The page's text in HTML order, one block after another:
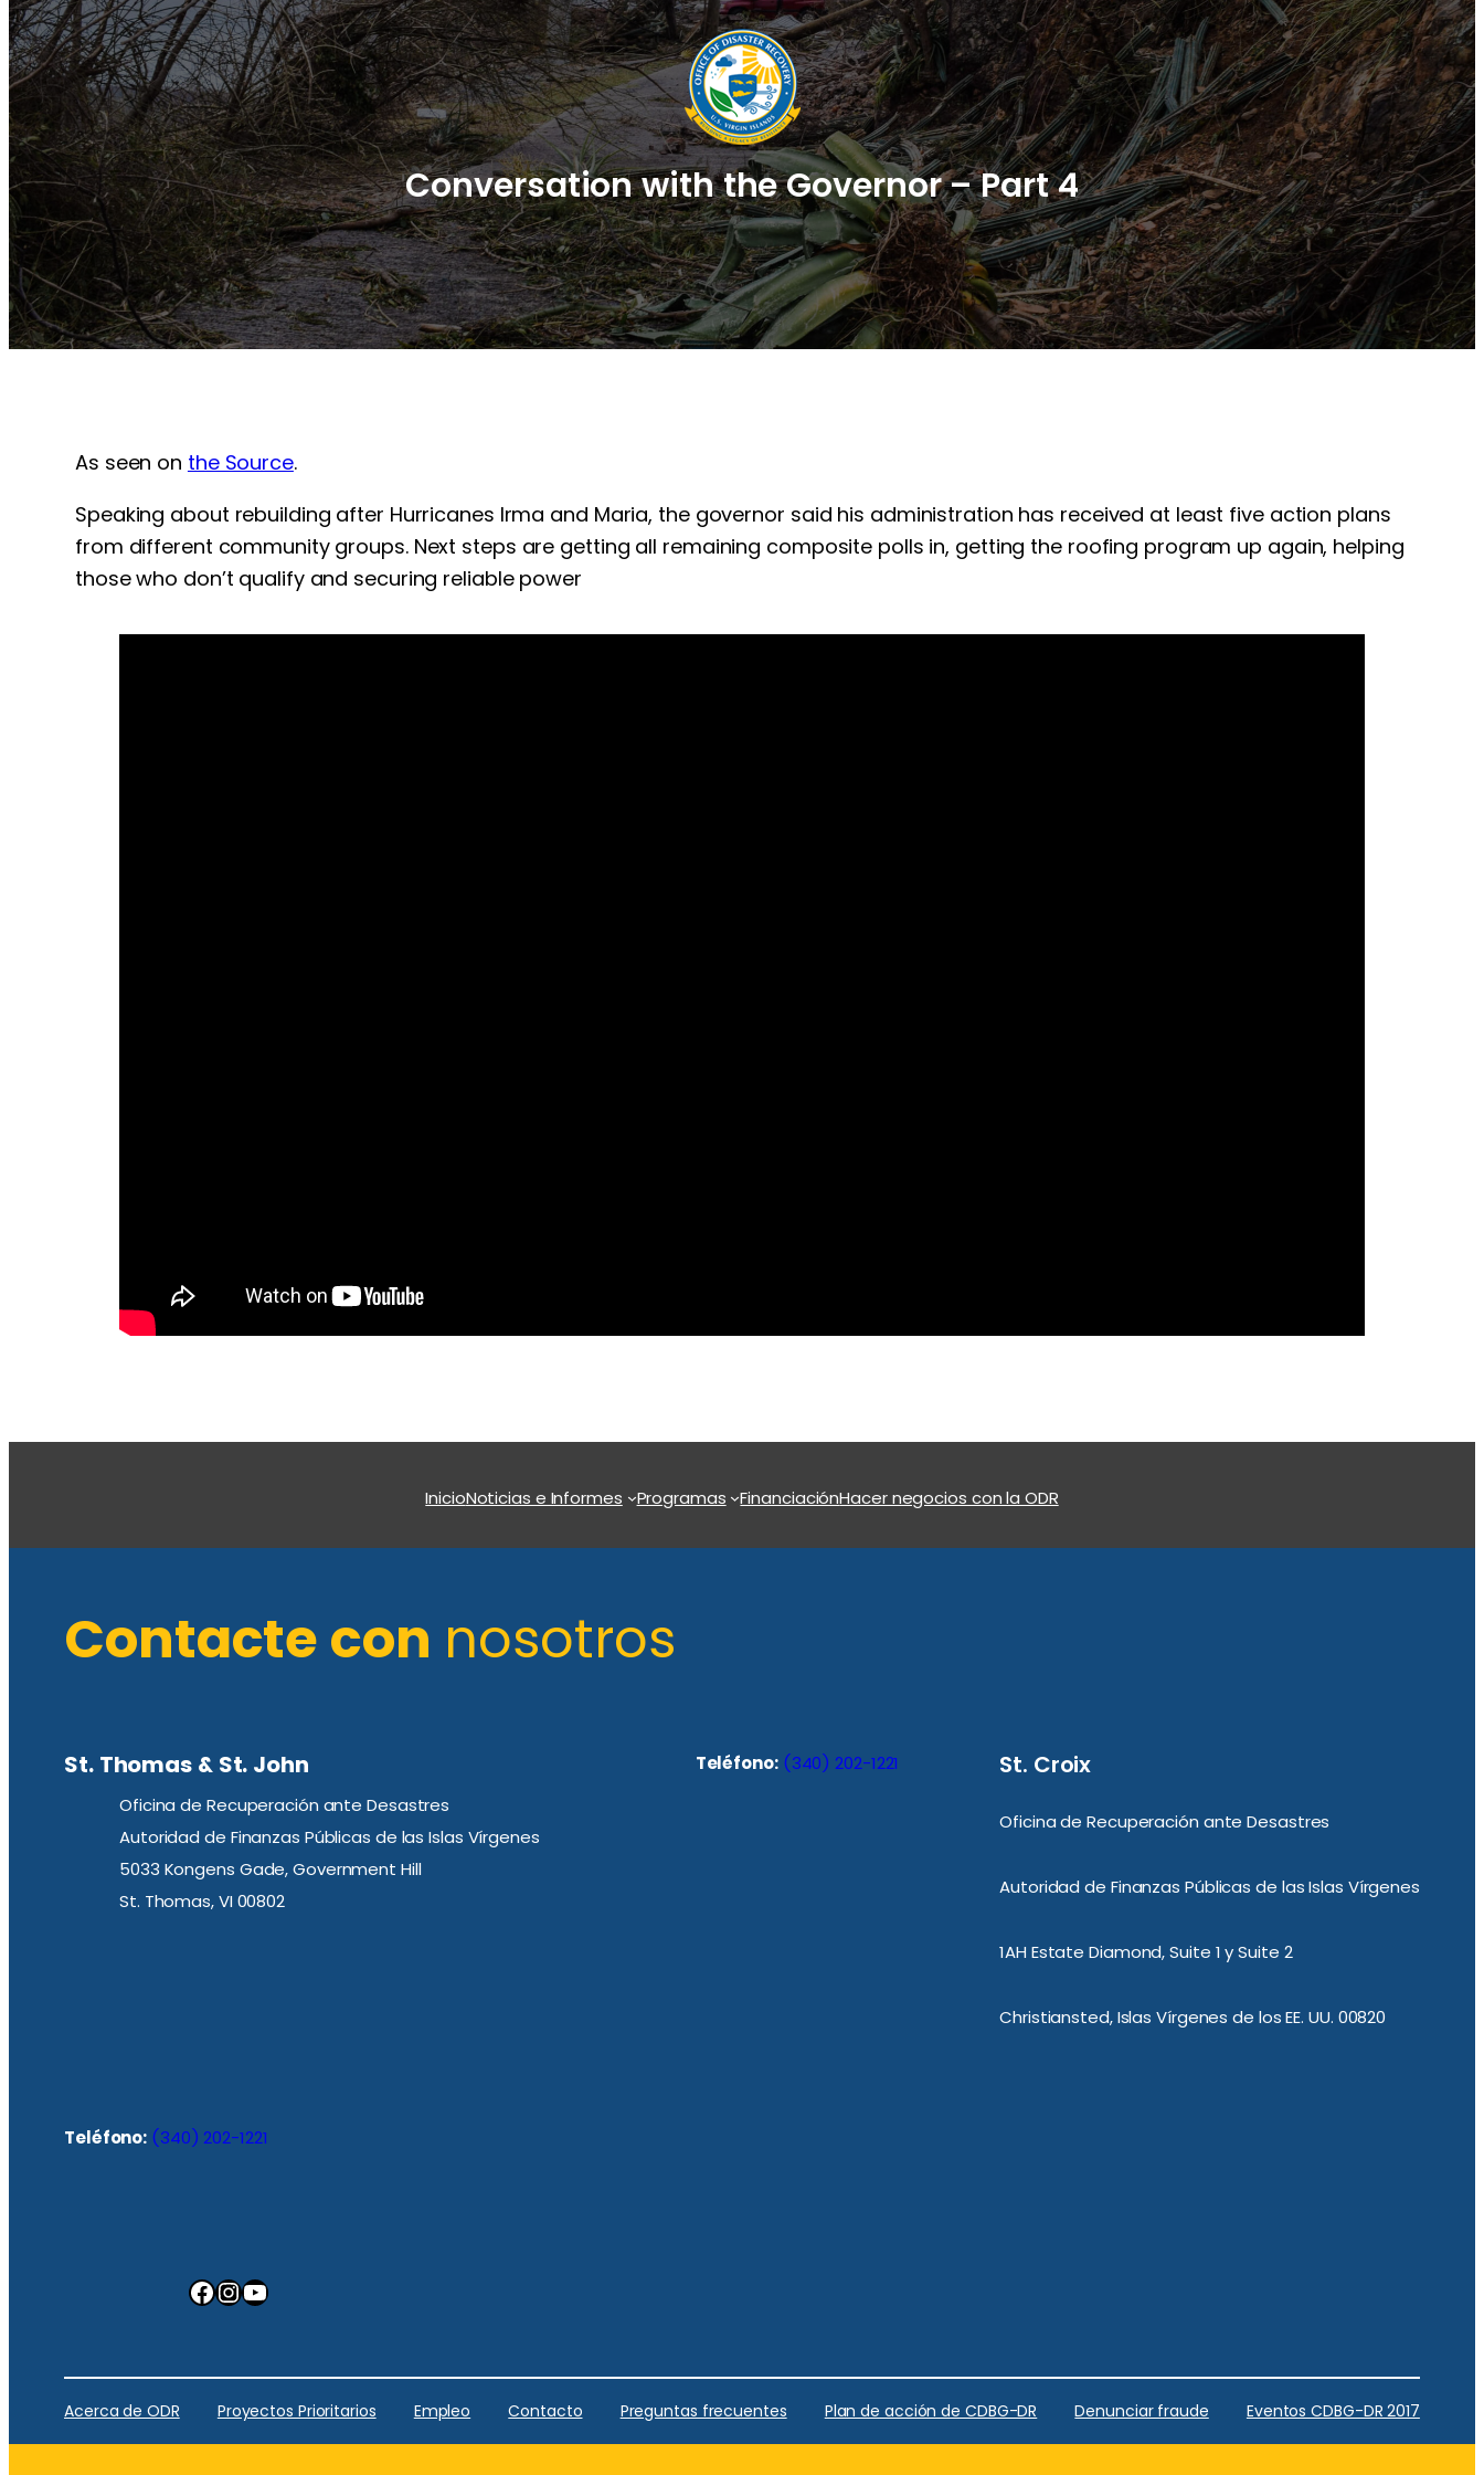
Conversation with the Governor – Part 4
As seen on the Source.
Speaking about rebuilding after Hurricanes Irma and Maria, the governor said his administration has received at least five action plans
from different community groups. Next steps are getting all remaining composite polls in, getting the roofing program up again, helping
those who don’t qualify and securing reliable power
InicioNoticias e Informes Programas FinanciaciónHacer negocios con la ODR
Contacte con nosotros
St. Thomas & St. John
Oficina de Recuperación ante Desastres
Autoridad de Finanzas Públicas de las Islas Vírgenes
5033 Kongens Gade, Government Hill
St. Thomas, VI 00802
Teléfono: (340) 202-1221 St. Croix
Oficina de Recuperación ante Desastres
Autoridad de Finanzas Públicas de las Islas Vírgenes
1AH Estate Diamond, Suite 1 y Suite 2
Christiansted, Islas Vírgenes de los EE. UU. 00820
Teléfono: (340) 202-1221
Facebook InstagramYouTube
Acerca de ODR Proyectos Prioritarios Empleo Contacto Preguntas frecuentes Plan de acción de CDBG-DR Denunciar fraude Eventos CDBG-DR 2017